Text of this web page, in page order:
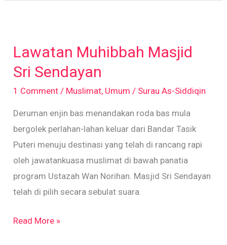
Lawatan Muhibbah Masjid
Sri Sendayan
1 Comment / Muslimat, Umum / Surau As-Siddiqin
Deruman enjin bas menandakan roda bas mula
bergolek perlahan-lahan keluar dari Bandar Tasik
Puteri menuju destinasi yang telah di rancang rapi
oleh jawatankuasa muslimat di bawah panatia
program Ustazah Wan Norihan. Masjid Sri Sendayan
telah di pilih secara sebulat suara.
Masjid
Sri
Read More »